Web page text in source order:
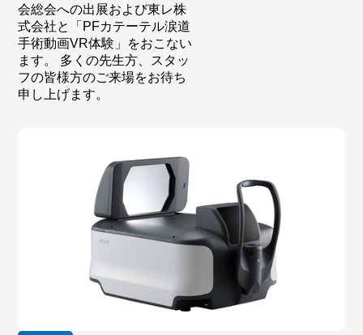
会総会への出展および東レ株
式会社と「PFカテーテル涙道
手術動画VR体験」をおこない
ます。 多くの先生方、スタッ
フの皆様方のご来場をお待ち
申し上げます。